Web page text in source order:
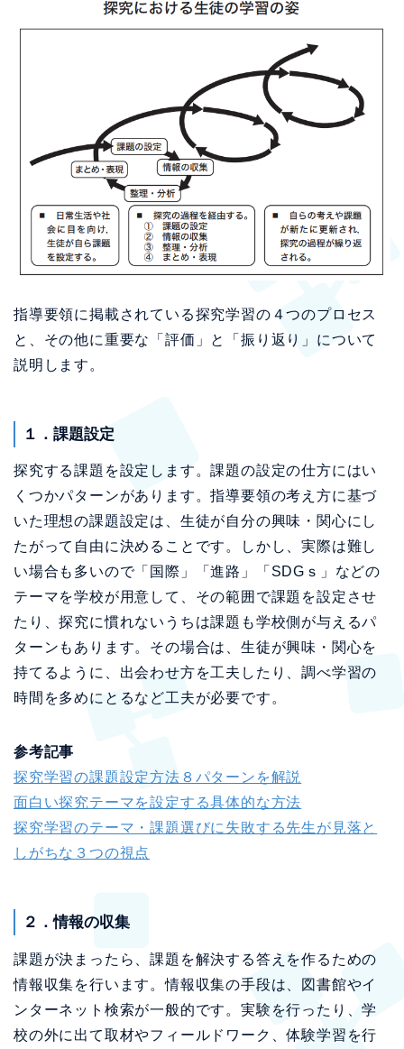
指導要領に掲載されている探究学習の４つのプロセス
と、その他に重要な「評価」と「振り返り」について
説明します。
１．課題設定
探究する課題を設定します。課題の設定の仕方にはい
くつかパターンがあります。指導要領の考え方に基づ
いた理想の課題設定は、生徒が自分の興味・関心にし
たがって自由に決めることです。しかし、実際は難し
い場合も多いので「国際」「進路」「SDGｓ」などの
テーマを学校が用意して、その範囲で課題を設定させ
たり、探究に慣れないうちは課題も学校側が与えるパ
ターンもあります。その場合は、生徒が興味・関心を
持てるように、出会わせ方を工夫したり、調べ学習の
時間を多めにとるなど工夫が必要です。
参考記事
探究学習の課題設定方法８パターンを解説
面白い探究テーマを設定する具体的な方法
探究学習のテーマ・課題選びに失敗する先生が見落と
しがちな３つの視点
２．情報の収集
課題が決まったら、課題を解決する答えを作るための
情報収集を行います。情報収集の手段は、図書館やイ
ンターネット検索が一般的です。実験を行ったり、学
校の外に出て取材やフィールドワーク、体験学習を行